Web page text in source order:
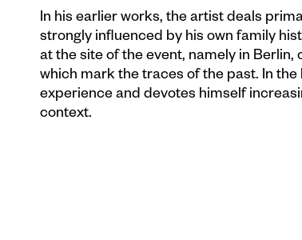
In his earlier works, the artist deals
strongly influenced by his own family
at the site of the event, namely in
which mark the traces of the past. In
experience and devotes himself
context.